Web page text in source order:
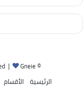
© Copyright 2026, All Rights Reserved |
Gneie
الرئيسية الأقسام